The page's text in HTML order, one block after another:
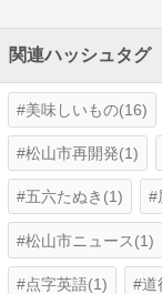
関連ハッシュタグ
美味しいもの(16)
松山市再開発(1)
五六たぬき(1)
松山市ニュース(1)
点字英語(1) 道